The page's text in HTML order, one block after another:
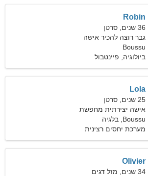
Robin
36 שנים, סרטן
גבר רוצה להכיר אישה
Boussu
ביולוגיה, פיינטבול
Lola
25 שנים, סרטן
אישה יצירתית מחפשת
זוגיות ארוכת טווח
Boussu, בלגיה
מערכת יחסים רצינית
Olivier
34 שנים, מזל דגים